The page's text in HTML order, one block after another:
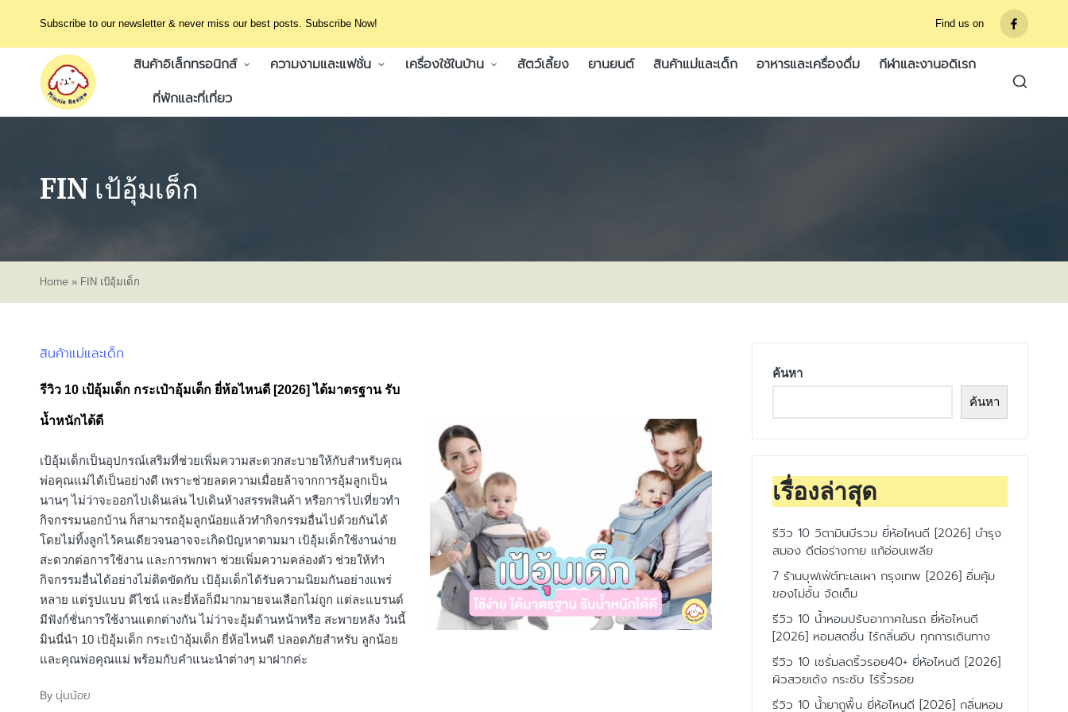
Subscribe to our newsletter & never miss our best posts. Subscribe Now! Find us on
รายการ
เมนู
สินค้าอิเล็กทรอนิกส์ ความงามและแฟชั่น เครื่องใช้ในบ้าน สัตว์เลี้ยง ยานยนต์ สินค้าแม่และเด็ก อาหารและเครื่องดื่ม
กีฬาและงานอดิเรก
ที่พักและที่เที่ยว
FIN เป้อุ้มเด็ก
Home » FIN เป้อุ้มเด็ก
Posted
สินค้าแม่และเด็ก
รีวิว 10 เป้อุ้มเด็ก กระเป๋าอุ้มเด็ก ยี่ห้อไหนดี [2026] ได้มาตรฐาน รับ
น้ำหนักได้ดี
เป้อุ้มเด็กเป็นอุปกรณ์เสริมที่ช่วยเพิ่มความสะดวกสะบายให้กับสำหรับคุณ
พ่อคุณแม่ได้เป็นอย่างดี เพราะช่วยลดความเมื่อยล้าจากการอุ้มลูกเป็น
นานๆ ไม่ว่าจะออกไปเดินเล่น ไปเดินห้างสรรพสินค้า หรือการไปเที่ยวทำ
กิจกรรมนอกบ้าน ก็สามารถอุ้มลูกน้อยแล้วทำกิจกรรมอื่นไปด้วยกันได้
โดยไม่ทิ้งลูกไว้คนเดียวจนอาจจะเกิดปัญหาตามมา เป้อุ้มเด็กใช้งานง่าย
สะดวกต่อการใช้งาน และการพกพา ช่วยเพิ่มความคล่องตัว ช่วยให้ทำ
กิจกรรมอื่นได้อย่างไม่ติดขัดกับ เป้อุ้มเด็กได้รับความนิยมกันอย่างแพร่
หลาย แต่รูปแบบ ดีไซน์ และยี่ห้อก็มีมากมายจนเลือกไม่ถูก แต่ละแบรนด์
มีฟังก์ชั่นการใช้งานแตกต่างกัน ไม่ว่าจะอุ้มด้านหน้าหรือ สะพายหลัง วันนี้
มินนี่นำ 10 เป้อุ้มเด็ก กระเป๋าอุ้มเด็ก ยี่ห้อไหนดี ปลอดภัยสำหรับ ลูกน้อย
และคุณพ่อคุณแม่ พร้อมกับคำแนะนำต่างๆ มาฝากค่ะ
Posted
By นุ่นน้อย
ค้นหา
ค้นหา
เรื่องล่าสุด
รีวิว 10 วิตามินบีรวม ยี่ห้อไหนดี [2026] บำรุง
สมอง ดีต่อร่างกาย แก้อ่อนเพลีย
7 ร้านบุฟเฟ่ต์ทะเลเผา กรุงเทพ [2026] อิ่มคุ้ม
ของไม่อั้น จัดเต็ม
รีวิว 10 น้ำหอมปรับอากาศในรถ ยี่ห้อไหนดี
[2026] หอมสดชื่น ไร้กลิ่นอับ ทุกการเดินทาง
รีวิว 10 เซรั่มลดริ้วรอย40+ ยี่ห้อไหนดี [2026]
ผิวสวยเด้ง กระชับ ไร้ริ้วรอย
รีวิว 10 น้ำยาถูพื้น ยี่ห้อไหนดี [2026] กลิ่นหอม